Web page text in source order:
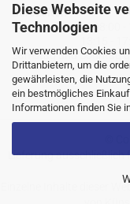
Diese Webseite
Technologien
Wir verwenden Cookies
Drittanbietern, um die
gewährleisten, die
ein bestmögliches
Informationen finden Sie
Bürozeiten
Montag-Freitag: 08:00 -
Samstag und Sonntag
©
Lieferung ausschließlich
Einzelne Inhalte dieser